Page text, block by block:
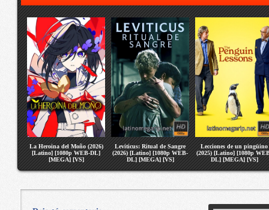
La Heroina del Moño (2026)
[Latino] [1080p WEB-DL]
[MEGA] [VS]
Leviticus: Ritual de Sangre
(2026) [Latino] [1080p WEB-
DL] [MEGA] [VS]
Lecciones de un pingüino
(2025) [Latino] [1080p
DL] [MEGA] [VS]